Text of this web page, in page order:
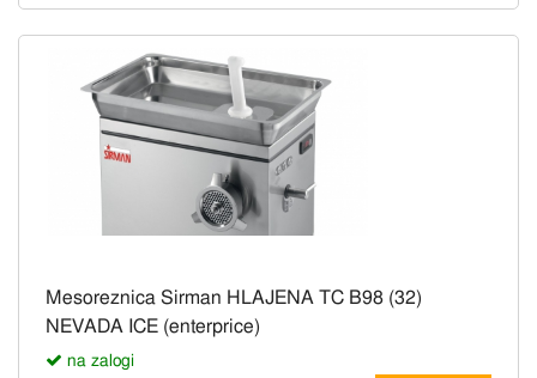
Mesoreznica Sirman HLAJENA TC B98 (32)
NEVADA ICE (enterprice)
na zalogi